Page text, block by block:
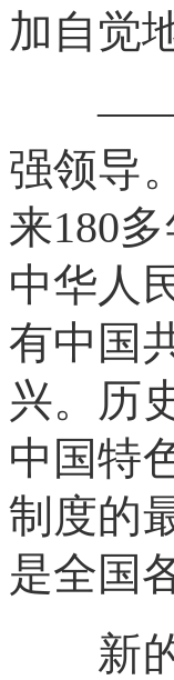
加自觉
——以
强领导
来180
中华人
有中国
兴。历
中国特
制度的
是全国
新的